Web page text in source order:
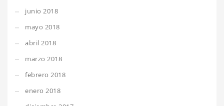
junio 2018
mayo 2018
abril 2018
marzo 2018
febrero 2018
enero 2018